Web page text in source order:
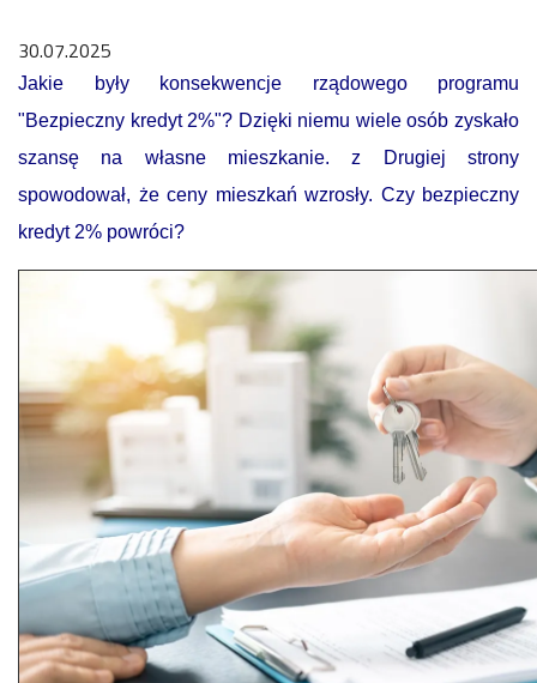
30.07.2025
Jakie były konsekwencje rządowego programu
"Bezpieczny kredyt 2%"? Dzięki niemu wiele osób zyskało
szansę na własne mieszkanie. z Drugiej strony
spowodował, że ceny mieszkań wzrosły. Czy bezpieczny
kredyt 2% powróci?